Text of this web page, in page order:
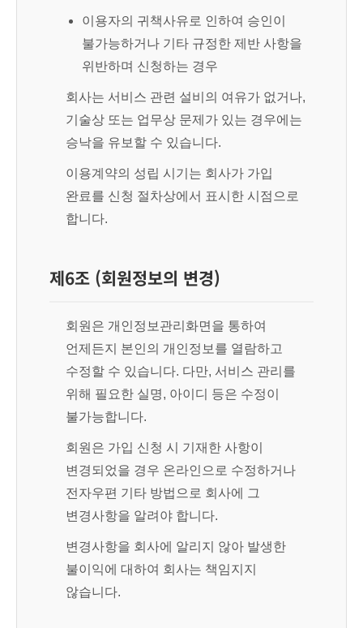
이용자의 귀책사유로 인하여 승인이
불가능하거나 기타 규정한 제반 사항을
위반하며 신청하는 경우
회사는 서비스 관련 설비의 여유가 없거나,
기술상 또는 업무상 문제가 있는 경우에는
승낙을 유보할 수 있습니다.
이용계약의 성립 시기는 회사가 가입
완료를 신청 절차상에서 표시한 시점으로
합니다.
제6조 (회원정보의 변경)
회원은 개인정보관리화면을 통하여
언제든지 본인의 개인정보를 열람하고
수정할 수 있습니다. 다만, 서비스 관리를
위해 필요한 실명, 아이디 등은 수정이
불가능합니다.
회원은 가입 신청 시 기재한 사항이
변경되었을 경우 온라인으로 수정하거나
전자우편 기타 방법으로 회사에 그
변경사항을 알려야 합니다.
변경사항을 회사에 알리지 않아 발생한
불이익에 대하여 회사는 책임지지
않습니다.